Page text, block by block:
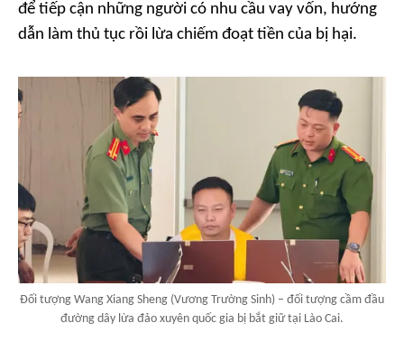
để tiếp cận những người có nhu cầu vay vốn, hướng
dẫn làm thủ tục rồi lừa chiếm đoạt tiền của bị hại.
Đối tượng Wang Xiang Sheng (Vương Trường Sinh) – đối tượng cầm đầu
đường dây lừa đảo xuyên quốc gia bị bắt giữ tại Lào Cai.